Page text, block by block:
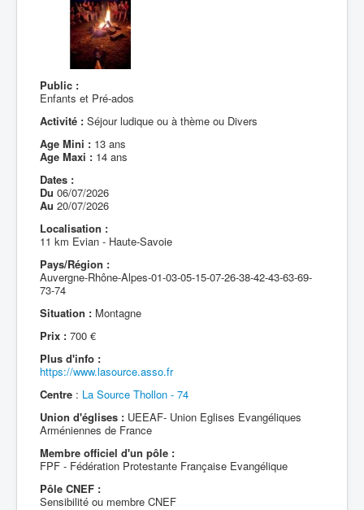
Public :
Enfants et Pré-ados
Activité : Séjour ludique ou à thème ou Divers
Age Mini : 13 ans
Age Maxi : 14 ans
Dates :
Du 06/07/2026
Au 20/07/2026
Localisation :
11 km Evian - Haute-Savoie
Pays/Région :
Auvergne-Rhône-Alpes-01-03-05-15-07-26-38-42-43-63-69-
73-74
Situation : Montagne
Prix : 700 €
Plus d'info :
https://www.lasource.asso.fr
Centre : La Source Thollon - 74
Union d'églises : UEEAF- Union Eglises Evangéliques
Arméniennes de France
Membre officiel d'un pôle :
FPF - Fédération Protestante Française Evangélique
Pôle CNEF :
Sensibilité ou membre CNEF